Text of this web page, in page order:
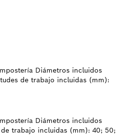
Diámetros incluidos
de trabajo incluidas (mm):
Diámetros incluidos
trabajo incluidas (mm): 40; 50;